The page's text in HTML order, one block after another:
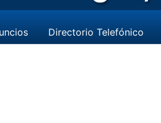
Directorio Telefónico